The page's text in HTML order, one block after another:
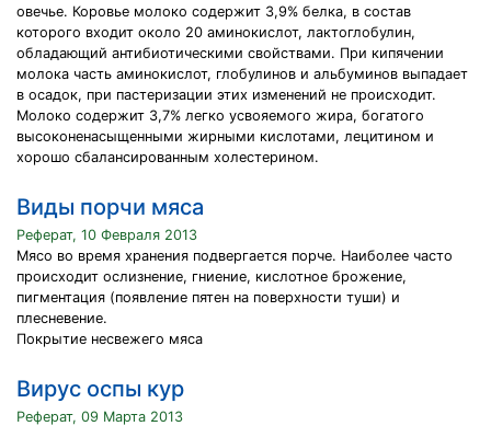
овечье. Коровье молоко содержит 3,9% белка, в состав
которого входит около 20 аминокислот, лактоглобулин,
обладающий антибиотическими свойствами. При кипячении
молока часть аминокислот, глобулинов и альбуминов выпадает
в осадок, при пастеризации этих изменений не происходит.
Молоко содержит 3,7% легко усвояемого жира, богатого
высоконенасыщенными жирными кислотами, лецитином и
хорошо сбалансированным холестерином.
Виды порчи мяса
Реферат, 10 Февраля 2013
Мясо во время хранения подвергается порче. Наиболее часто
происходит ослизнение, гниение, кислотное брожение,
пигментация (появление пятен на поверхности туши) и
плесневение.
Покрытие несвежего мяса
Вирус оспы кур
Реферат, 09 Марта 2013